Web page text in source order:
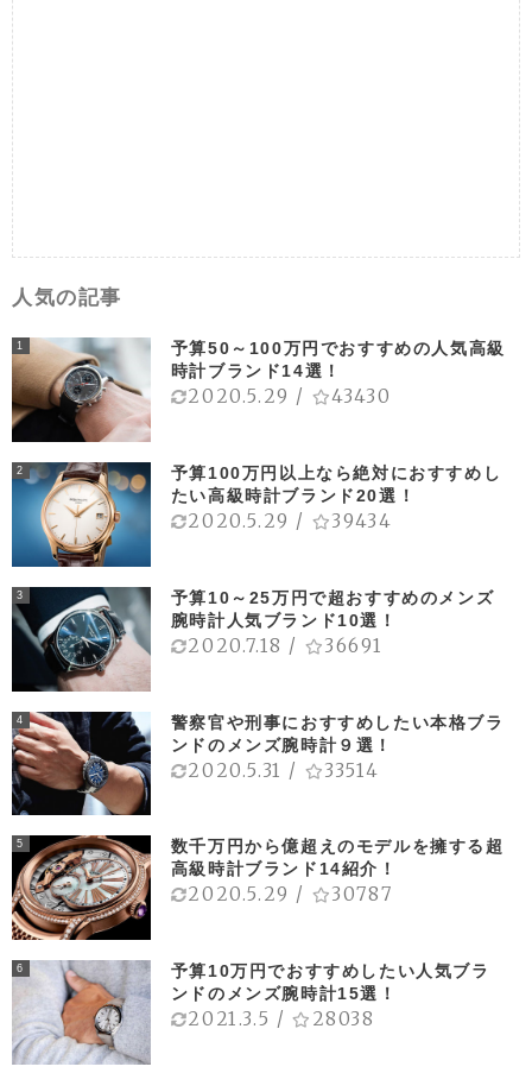
人気の記事
1
予算50～100万円でおすすめの人気高級
時計ブランド14選！
2020.5.29 / 43430
2
予算100万円以上なら絶対におすすめし
たい高級時計ブランド20選！
2020.5.29 / 39434
3
予算10～25万円で超おすすめのメンズ
腕時計人気ブランド10選！
2020.7.18 / 36691
4
警察官や刑事におすすめしたい本格ブラ
ンドのメンズ腕時計９選！
2020.5.31 / 33514
5
数千万円から億超えのモデルを擁する超
高級時計ブランド14紹介！
2020.5.29 / 30787
6
予算10万円でおすすめしたい人気ブラ
ンドのメンズ腕時計15選！
2021.3.5 / 28038